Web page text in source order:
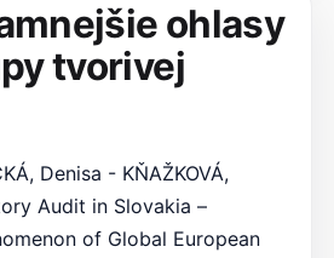
ohlasy
tvorivej
Denisa - KŇAŽKOVÁ,
Audit in Slovakia –
of Global European